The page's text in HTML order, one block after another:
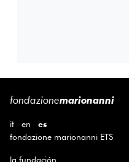
fondazionemarionanni
it en es
fondazione marionanni ETS
la fundación